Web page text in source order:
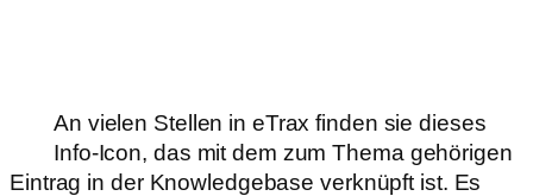
An vielen Stellen in eTrax finden sie dieses
Info-Icon, das mit dem zum Thema gehörigen
Eintrag in der Knowledgebase verknüpft ist. Es